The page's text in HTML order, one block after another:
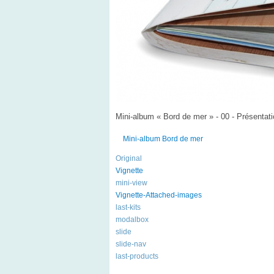
Mini-album « Bord de mer » - 00 -
Mini-album Bord de mer
Original
Vignette
mini-view
Vignette-Attached-images
last-kits
modalbox
slide
slide-nav
last-products